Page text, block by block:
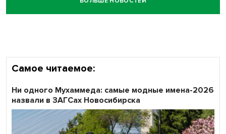
Честный выбор: видеонаблюдение обеспечит
объективность результатов ЕДГ в Новосибирской
Самое читаемое:
Ни одного Мухаммеда: самые модные имена-2026
назвали в ЗАГСах Новосибирска